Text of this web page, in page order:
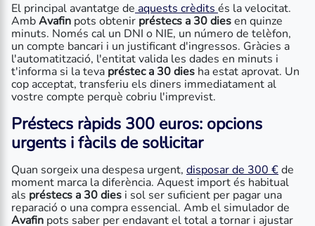
El principal avantatge de aquests crèdits és la velocitat.
AmbAvafin pots obtenir préstecs a 30 diesen quinze
minuts. Només cal un DNI o NIE, un número de telèfon,
un compte bancari i un justificant d'ingressos. Gràcies a
l'automatització, l'entitat valida les dades en minuts i
t'informa si la teva préstec a 30 dies ha estat aprovat. Un
cop acceptat, transferiu els diners immediatament al
vostre compte perquè cobriu l'imprevist.
Préstecs ràpids 300 euros: opcions
urgents i fàcils de sol·licitar
Quan sorgeix una despesa urgent, disposar de 300 €de
moment marca la diferència. Aquest import és habitual
als préstecs a 30 dies i sol ser suficient per pagar una
reparació o una compra essencial. Amb el simulador de
Avafin pots saber per endavant el total a tornar i ajustar